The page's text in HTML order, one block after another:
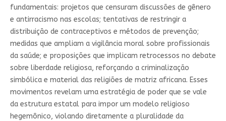
fundamentais: projetos que censuram discussões de gênero
e antirracismo nas escolas; tentativas de restringir a
distribuição de contraceptivos e métodos de prevenção;
medidas que ampliam a vigilância moral sobre profissionais
da saúde; e proposições que implicam retrocessos no debate
sobre liberdade religiosa, reforçando a criminalização
simbólica e material das religiões de matriz africana. Esses
movimentos revelam uma estratégia de poder que se vale
da estrutura estatal para impor um modelo religioso
hegemônico, violando diretamente a pluralidade da